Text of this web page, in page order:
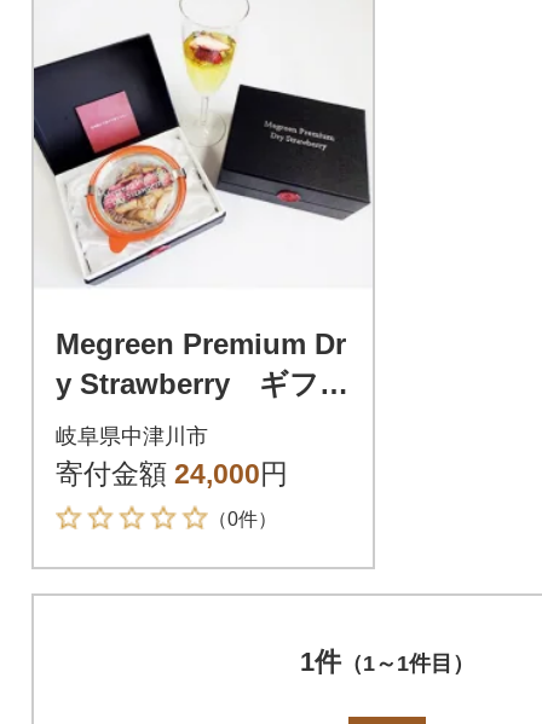
Megreen Premium Dr
y Strawberry ギフト
向け50g
岐阜県中津川市
寄付金額 24,000円
（0件）
1件（1～1件目）